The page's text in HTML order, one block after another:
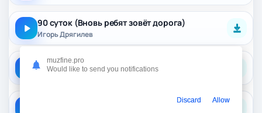
90 суток (Вновь ребят зовёт дорога)
Игорь Дрягилев
ANEMIA
Pepel Nahudi
muzfine.pro
Would like to send you notifications
Discard Allow